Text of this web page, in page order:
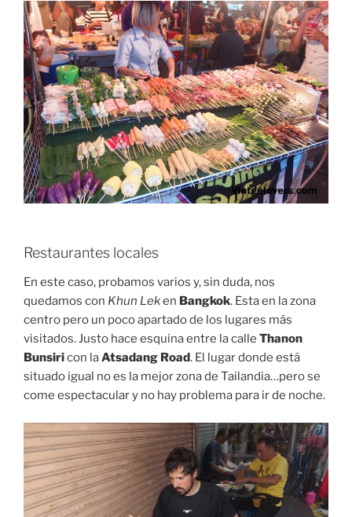
Restaurantes locales
En este caso, probamos varios y, sin duda, nos
quedamos con Khun Leken Bangkok. Esta en la zona
centro pero un poco apartado de los lugares más
visitados. Justo hace esquina entre la calle Thanon
Bunsiricon laAtsadang Road. El lugar donde está
situado igual no es la mejor zona de Tailandia…pero se
come espectacular y no hay problema para ir de noche.